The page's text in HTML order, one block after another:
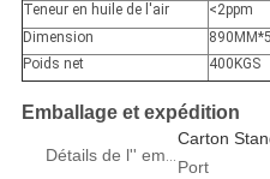
Teneur en huile de l'air
<2ppm
Dimension
Poids net
400KGS
Emballage et expédition
Détails de l'' emballage
Port